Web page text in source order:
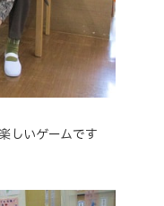
しいゲームです